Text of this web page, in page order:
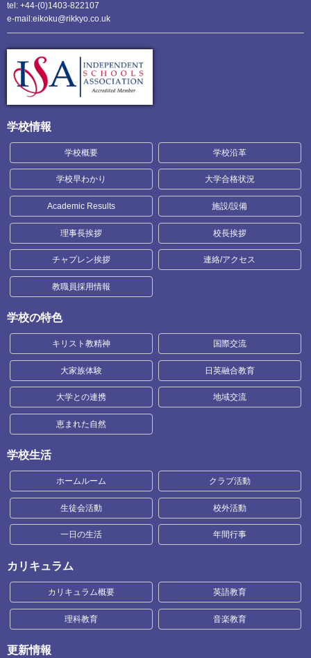
tel: +44-(0)1403-822107
e-mail:eikoku@rikkyo.co.uk
学校情報
学校概要 学校沿革
学校早わかり 大学合格状況
Academic Results 施設/設備
理事長挨拶 校長挨拶
チャプレン挨拶 連絡/アクセス
教職員採用情報
学校の特色
キリスト教精神 国際交流
大家族体験 日英融合教育
大学との連携 地域交流
恵まれた自然
学校生活
ホームルーム クラブ活動
生徒会活動 校外活動
一日の生活 年間行事
カリキュラム
カリキュラム概要 英語教育
理科教育 音楽教育
更新情報